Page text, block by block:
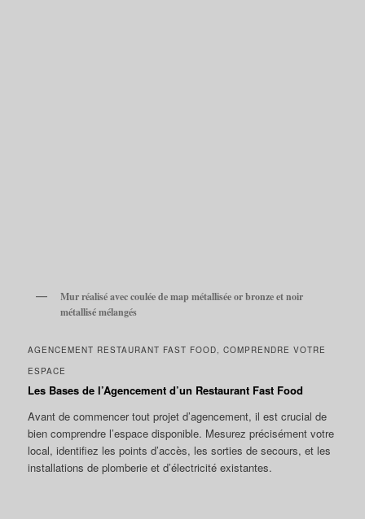
Mur réalisé avec coulée de map métallisée or bronze et noir
métallisé mélangés
AGENCEMENT RESTAURANT FAST FOOD, COMPRENDRE VOTRE
ESPACE
Les Bases de l’Agencement d’un Restaurant Fast Food
Avant de commencer tout projet d’agencement, il est crucial de
bien comprendre l’espace disponible. Mesurez précisément votre
local, identifiez les points d’accès, les sorties de secours, et les
installations de plomberie et d’électricité existantes.